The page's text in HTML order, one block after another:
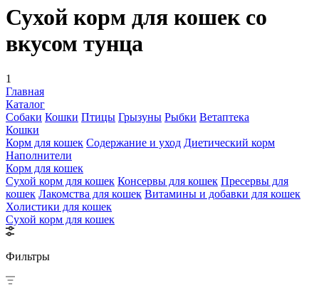
Сухой корм для кошек со
вкусом тунца
1
Главная
Каталог
Собаки Кошки Птицы Грызуны Рыбки Ветаптека
Кошки
Корм для кошек Содержание и уход Диетический корм
Наполнители
Корм для кошек
Сухой корм для кошек Консервы для кошек Пресервы для
кошек Лакомства для кошек Витамины и добавки для кошек
Холистики для кошек
Сухой корм для кошек
Фильтры